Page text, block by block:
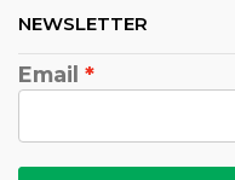
NEWSLETTER
Email